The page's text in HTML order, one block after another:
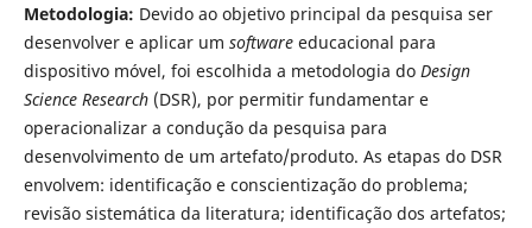
Metodologia: Devido ao objetivo principal da pesquisa ser
desenvolver e aplicar um softwareeducacional para
dispositivo móvel, foi escolhida a metodologia do Design
Science Research(DSR), por permitir fundamentar e
operacionalizar a condução da pesquisa para
desenvolvimento de um artefato/produto. As etapas do DSR
envolvem: identificação e conscientização do problema;
revisão sistemática da literatura; identificação dos artefatos;